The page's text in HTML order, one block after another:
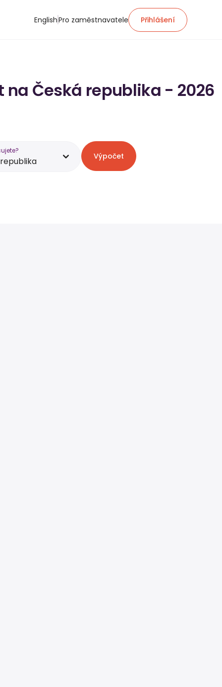
EnglishPro zaměstnavatele Přihlášení
na Česká republika - 2026
Výpočet